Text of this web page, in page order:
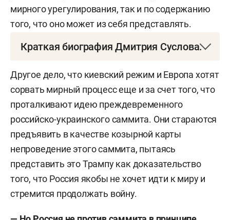
мирного урегулирования, так и по содержанию
того, что оно может из себя представлять.
Краткая биография Дмитрия Суслова.
политолог, политический обозреватель,
заместитель директора центра комплексных
европейских и международных исследований
Высшей школы экономики (НИУ ВШЭ),
заместитель директора исследовательских
программ совета по внешней и оборонной
политике (СВОП).
Эксперт по вопросам внешней политики России,
Другое дело, что киевский режим и Европа хотят
сорвать мирный процесс еще и за счет того, что
проталкивают идею преждевременного
российско-украинского саммита. Они стараются
предъявить в качестве козырной карты
непроведение этого саммита, пытаясь
представить это Трампу как доказательство
того, что Россия якобы не хочет идти к миру и
стремится продолжать войну.